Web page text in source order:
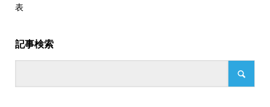
表
記事検索